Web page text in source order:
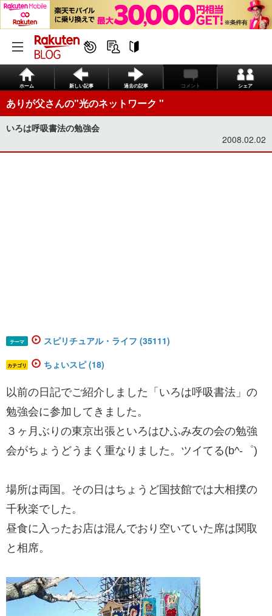
ホーム 新しい記事 過去の記事 コメント シェア
ありが父さんの"光のネットワーク "
いろは呼吸書法の勉強会
2008.02.02
テーマ スピリチュアル・ライフ (35111)
カテゴリ ちょいスピ (18)
以前の日記でご紹介しました「いろは呼吸書法」の
勉強会に参加してきました。
３ヶ月ぶりの東京出張といろはひふみ友の会の勉強
会がちょうどうまく重なりました。ツイてる(b^-゜)
場所は両国。その日はちょうど国技館では大相撲の
千秋楽でした。
昼食に入ったお店は混んでおり空いていた席は関取
と相席。